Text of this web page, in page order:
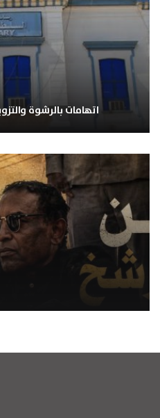
اتهامات بالرشوة